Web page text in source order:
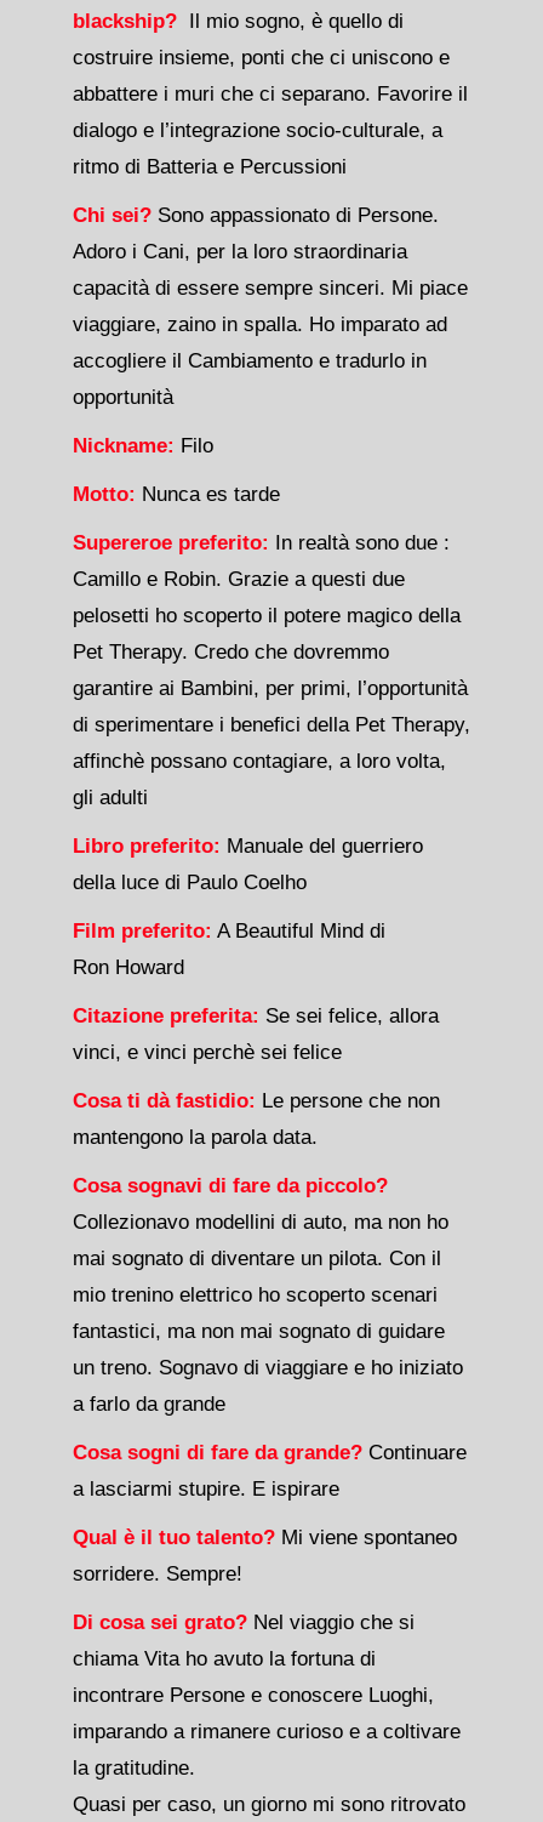
blackship?Il mio sogno, è quello di
costruire insieme, ponti che ci uniscono e
abbattere i muri che ci separano. Favorire il
dialogo e l’integrazione socio-culturale, a
ritmo di Batteria e Percussioni
Chi sei?Sono appassionato di Persone.
Adoro i Cani, per la loro straordinaria
capacità di essere sempre sinceri. Mi piace
viaggiare, zaino in spalla. Ho imparato ad
accogliere il Cambiamento e tradurlo in
opportunità
Nickname: Filo
Motto: Nunca es tarde
Supereroe preferito: In realtà sono due :
Camillo e Robin. Grazie a questi due
pelosetti ho scoperto il potere magico della
Pet Therapy. Credo che dovremmo
garantire ai Bambini, per primi, l’opportunità
di sperimentare i benefici della Pet Therapy,
affinchè possano contagiare, a loro volta,
gli adulti
Libro preferito: Manuale del guerriero
della luce di Paulo Coelho
Film preferito: A Beautiful Mind di
Ron Howard
Citazione preferita: Se sei felice, allora
vinci, e vinci perchè sei felice
Cosa ti dà fastidio: Le persone che non
mantengono la parola data.
Cosa sognavi di fare da piccolo?
Collezionavo modellini di auto, ma non ho
mai sognato di diventare un pilota. Con il
mio trenino elettrico ho scoperto scenari
fantastici, ma non mai sognato di guidare
un treno. Sognavo di viaggiare e ho iniziato
a farlo da grande
Cosa sogni di fare da grande?Continuare
a lasciarmi stupire. E ispirare
Qual è il tuo talento?Mi viene spontaneo
sorridere. Sempre!
Di cosa sei grato?Nel viaggio che si
chiama Vita ho avuto la fortuna di
incontrare Persone e conoscere Luoghi,
imparando a rimanere curioso e a coltivare
la gratitudine.
Quasi per caso, un giorno mi sono ritrovato